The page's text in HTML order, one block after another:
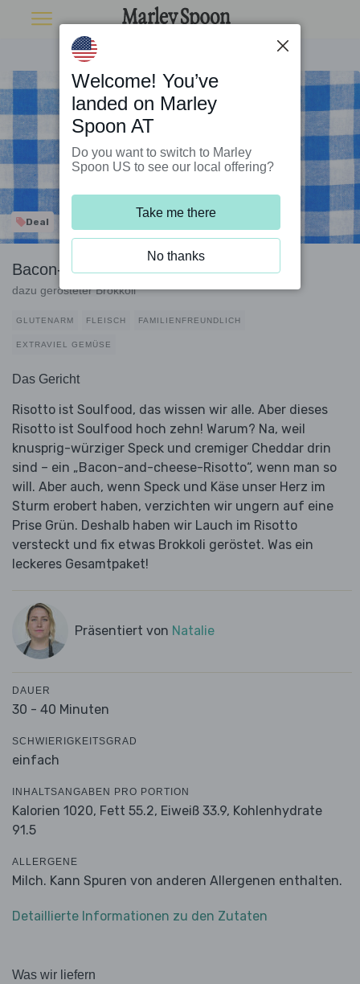
Deal
Bacon-Risotto mit Cheddar und Lauch
dazu gerösteter Brokkoli
GLUTENARM FLEISCH FAMILIENFREUNDLICH
EXTRAVIEL GEMÜSE
Das Gericht
Risotto ist Soulfood, das wissen wir alle. Aber dieses
Risotto ist Soulfood hoch zehn! Warum? Na, weil
knusprig-würziger Speck und cremiger Cheddar drin
sind – ein „Bacon-and-cheese-Risotto“, wenn man so
will. Aber auch, wenn Speck und Käse unser Herz im
Sturm erobert haben, verzichten wir ungern auf eine
Prise Grün. Deshalb haben wir Lauch im Risotto
versteckt und fix etwas Brokkoli geröstet. Was ein
leckeres Gesamtpaket!
Präsentiert von Natalie
DAUER
30 - 40 Minuten
SCHWIERIGKEITSGRAD
einfach
INHALTSANGABEN PRO PORTION
Kalorien 1020, Fett 55.2, Eiweiß 33.9, Kohlenhydrate
91.5
ALLERGENE
Milch. Kann Spuren von anderen Allergenen enthalten.
Detaillierte Informationen zu den Zutaten
Was wir liefern
Welcome! You’ve
landed on Marley
Spoon AT
Do you want to switch to Marley
Spoon US to see our local offering?
Take me there
No thanks